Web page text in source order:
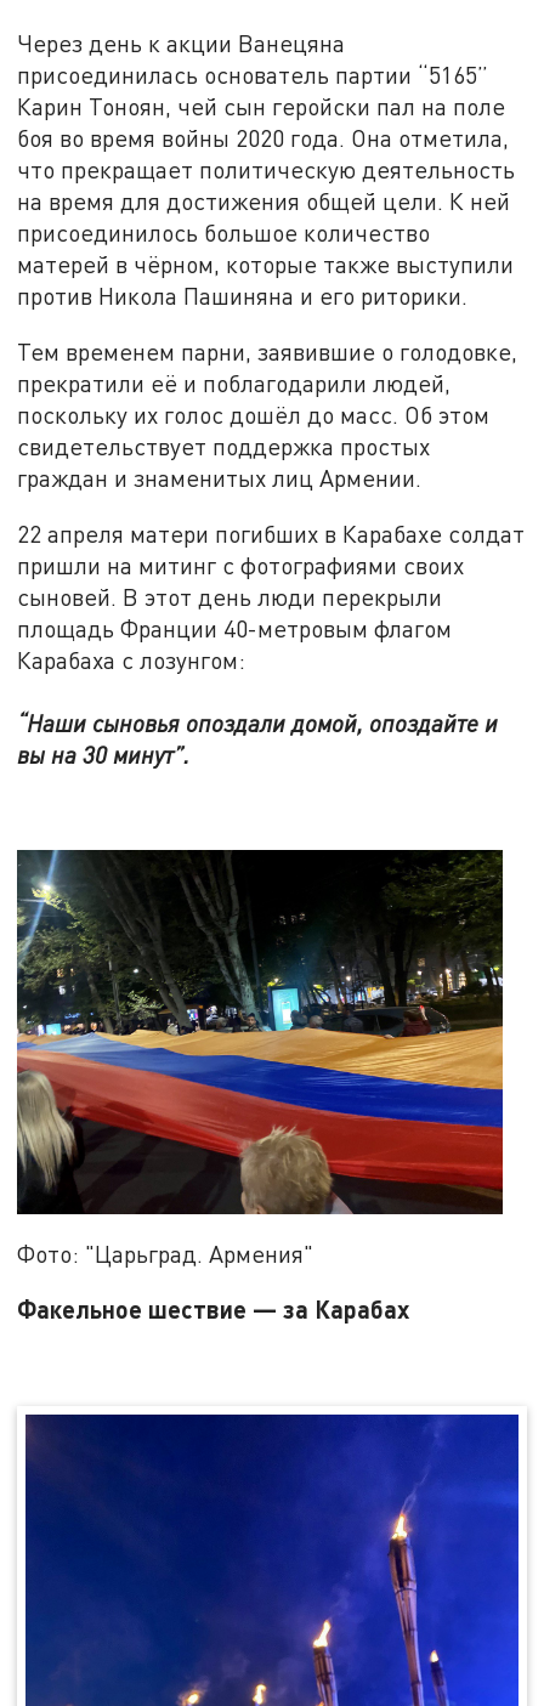
Через день к акции Ванецяна
присоединилась основатель партии “5165”
Карин Тоноян, чей сын геройски пал на поле
боя во время войны 2020 года. Она отметила,
что прекращает политическую деятельность
на время для достижения общей цели. К ней
присоединилось большое количество
матерей в чёрном, которые также выступили
против Никола Пашиняна и его риторики.
Тем временем парни, заявившие о голодовке,
прекратили её и поблагодарили людей,
поскольку их голос дошёл до масс. Об этом
свидетельствует поддержка простых
граждан и знаменитых лиц Армении.
22 апреля матери погибших в Карабахе солдат
пришли на митинг с фотографиями своих
сыновей. В этот день люди перекрыли
площадь Франции 40-метровым флагом
Карабаха с лозунгом:
“Наши сыновья опоздали домой, опоздайте и
вы на 30 минут”.
Фото: "Царьград. Армения"
Факельное шествие — за Карабах